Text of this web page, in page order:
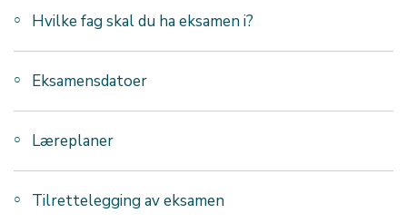
Hvilke fag skal du ha eksamen i?
Eksamensdatoer
Læreplaner
Tilrettelegging av eksamen